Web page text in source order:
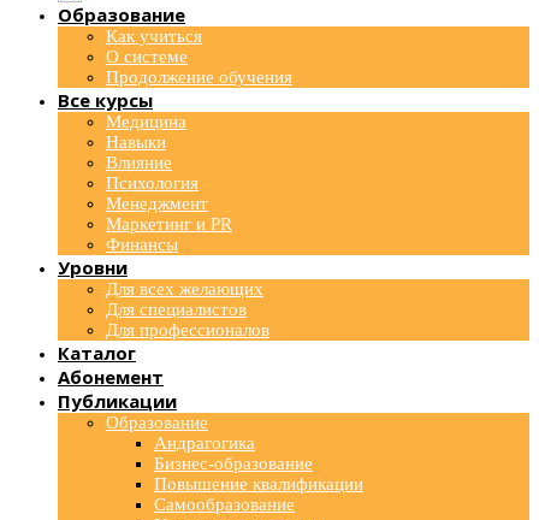
Образование
Как учиться
О системе
Продолжение обучения
Все курсы
Медицина
Навыки
Влияние
Психология
Менеджмент
Маркетинг и PR
Финансы
Уровни
Для всех желающих
Для специалистов
Для профессионалов
Каталог
Абонемент
Публикации
Образование
Андрагогика
Бизнес-образование
Повышение квалификации
Самообразование